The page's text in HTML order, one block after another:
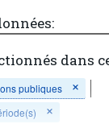
dans
publiques